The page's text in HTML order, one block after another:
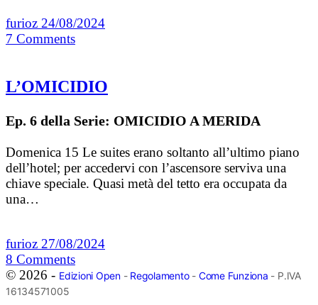
furioz 24/08/2024
7 Comments
L’OMICIDIO
Ep. 6 della Serie: OMICIDIO A MERIDA
Domenica 15 Le suites erano soltanto all’ultimo piano
dell’hotel; per accedervi con l’ascensore serviva una
chiave speciale. Quasi metà del tetto era occupata da
una…
furioz 27/08/2024
8 Comments
© 2026 - Edizioni Open- Regolamento- Come Funziona - P.IVA
16134571005